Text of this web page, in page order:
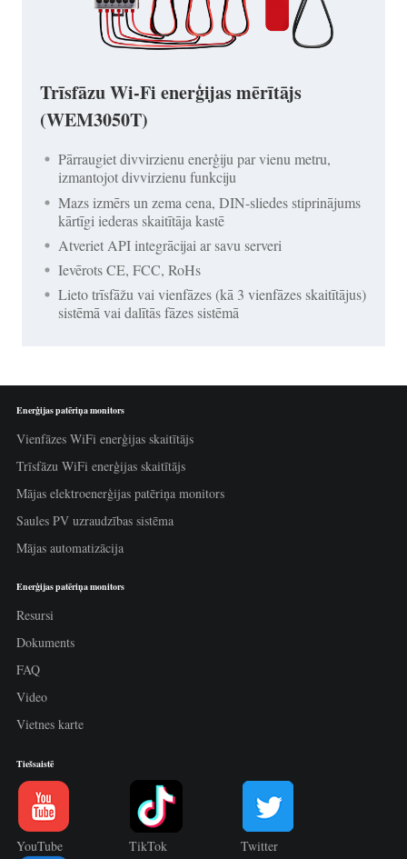
Trīsfāzu Wi-Fi enerģijas mērītājs
(WEM3050T)
Pārraugiet divvirzienu enerģiju par vienu metru,
izmantojot divvirzienu funkciju
Mazs izmērs un zema cena, DIN-sliedes stiprinājums
kārtīgi iederas skaitītāja kastē
Atveriet API integrācijai ar savu serveri
Ievērots CE, FCC, RoHs
Lieto trīsfāžu vai vienfāzes (kā 3 vienfāzes skaitītājus)
sistēmā vai dalītās fāzes sistēmā
Enerģijas patēriņa monitors
Vienfāzes WiFi enerģijas skaitītājs
Trīsfāzu WiFi enerģijas skaitītājs
Mājas elektroenerģijas patēriņa monitors
Saules PV uzraudzības sistēma
Mājas automatizācija
Enerģijas patēriņa monitors
Resursi
Dokuments
FAQ
Video
Vietnes karte
Tiešsaistē
YouTube TikTok Twitter